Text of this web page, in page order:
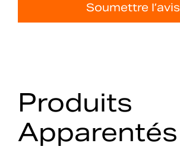
Soumettre l’avis
Produits
Apparentés